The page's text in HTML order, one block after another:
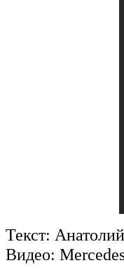
Текст:
Видео: